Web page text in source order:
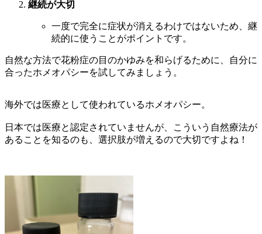
継続が大切
一度で完全に症状が消えるわけではないため、継
続的に使うことがポイントです。
自然な方法で花粉症の目のかゆみを和らげるために、自分に
合ったホメオパシーを試してみましょう。
海外では医療として使われているホメオパシー。
日本では医療と認定されていませんが、こういう自然療法が
あることを知るのも、選択肢が増えるので大切ですよね！